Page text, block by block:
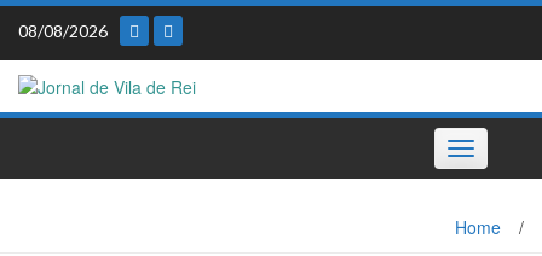
Skip
content
08/08/2026
Toggle
navigation
Home /